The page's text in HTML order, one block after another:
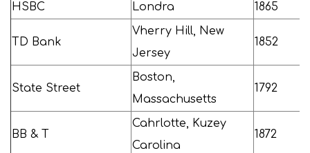
HSBC
Londra 1865
TD Bank
Vherry Hill, New
Jersey
1852
State Street
Boston,
Massachusetts
1792
BB & T
Cahrlotte, Kuzey
Carolina
1872